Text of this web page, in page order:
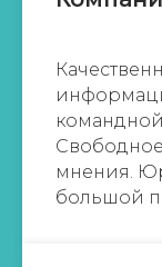
мнения.
большой